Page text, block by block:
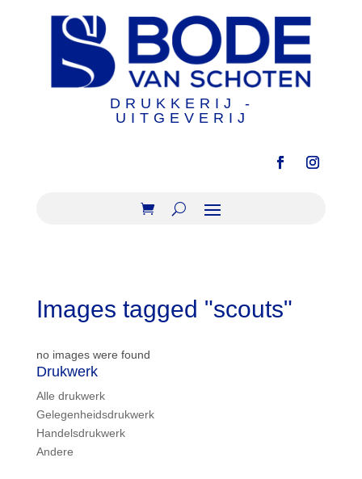
DRUKKERIJ -
UITGEVERIJ
Images tagged "scouts"
no images were found
Drukwerk
Alle drukwerk
Gelegenheidsdrukwerk
Handelsdrukwerk
Andere